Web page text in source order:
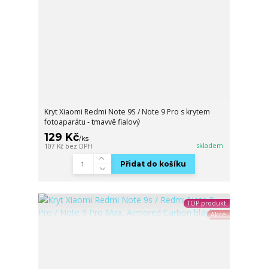
Kryt Xiaomi Redmi Note 9S / Note 9 Pro s krytem
fotoaparátu - tmavvě fialový
129 Kč/ks
107 Kč bez DPH skladem
Přidat do košíku
TOP produkt
Akce